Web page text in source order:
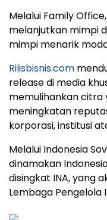
Melalui Family
melanjutkan mimpi
mimpi menarik
Rilisbisnis.com
release di media
memulihankan citra
meningkatan
korporasi, institusi
Melalui Indonesia
dinamakan
disingkat INA, yang
Lembaga Pengelola